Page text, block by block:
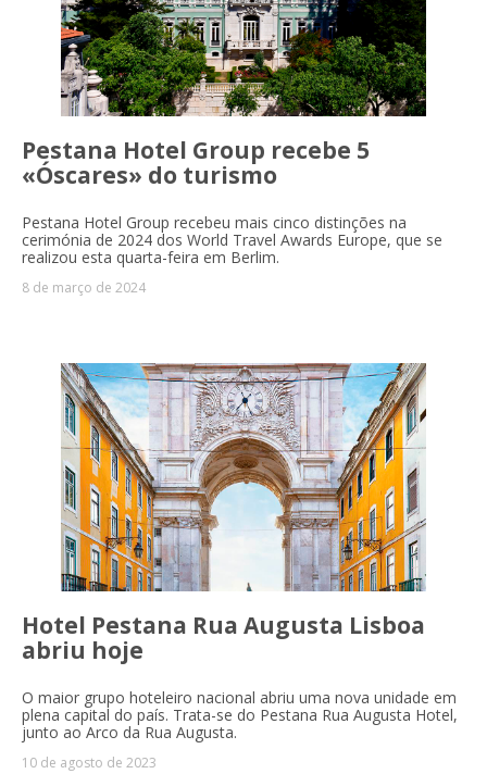
Pestana Hotel Group recebe 5
«Óscares» do turismo
Pestana Hotel Group recebeu mais cinco distinções na
cerimónia de 2024 dos World Travel Awards Europe, que se
realizou esta quarta-feira em Berlim.
8 de março de 2024
Hotel Pestana Rua Augusta Lisboa
abriu hoje
O maior grupo hoteleiro nacional abriu uma nova unidade em
plena capital do país. Trata-se do Pestana Rua Augusta Hotel,
junto ao Arco da Rua Augusta.
10 de agosto de 2023